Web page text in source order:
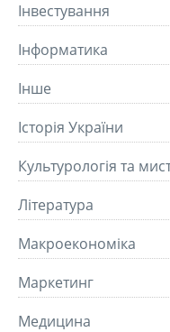
Інвестування
Інформатика
Інше
Історія України
Культурологія та
Літературa
Макроекономіка
Маркетинг
Медицина